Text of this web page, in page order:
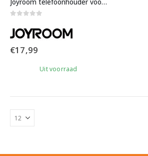
€17,99
Uit voorraad